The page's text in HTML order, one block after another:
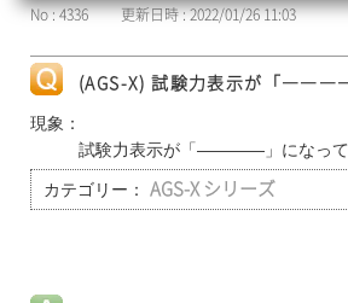
No : 4336 更新日時 : 2022/01/26 11:03
(AGS-X) 試験力表示が「――――
現象：
試験力表示が「――――」になって
カテゴリー： AGS-X シリーズ
of our sharing information about you
Information] to customize your